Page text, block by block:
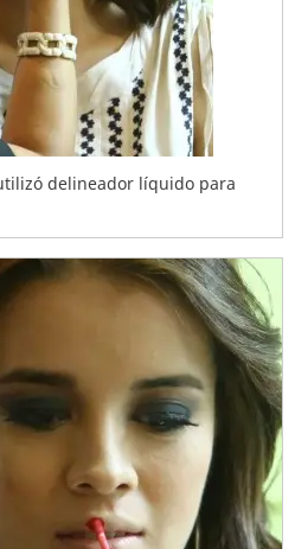
delineador líquido para